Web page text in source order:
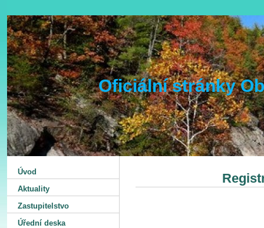
Oficiální stránky
Úvod
Aktuality
Zastupitelstvo
Úřední deska